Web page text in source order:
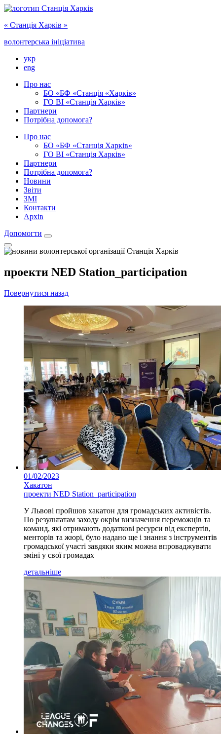
« Cтанція Харків »
волонтерська ініціатива
укр
eng
Про нас
БО «БФ «Станція «Харків»
ГО ‎ВІ «‎Станція Харків»
Партнери
Потрібна допомога?
Про нас
БО ‎«БФ «Станція Харків»
ГО ВІ «Станція Харків»
Партнери
Потрібна допомога?
Новини
Звіти
ЗМІ
Контакти
Архів
Допомогти
проекти NED Station_participation
Повернутися назад
01/02/2023
Хакатон
проекти NED Station_participation
У Львові пройшов хакатон для громадських активістів.
По результатам заходу окрім визначення переможців та
команд, які отримають додаткові ресурси від експертів,
менторів та жюрі, було надано ще і знання з інструментів
громадської участі завдяки яким можна впроваджувати
зміні у свої громадах
детальніше